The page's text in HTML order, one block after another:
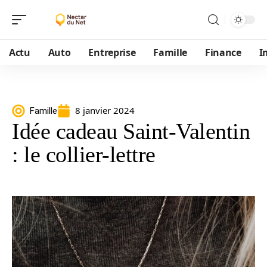
Actu Auto Entreprise Famille Finance
Famille 8 janvier 2024
Idée cadeau Saint-Valentin
: le collier-lettre